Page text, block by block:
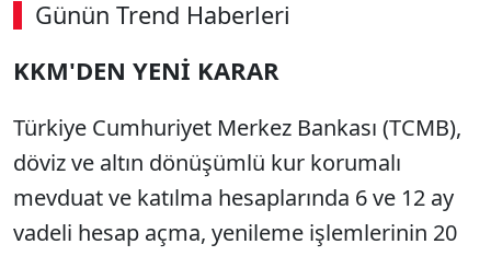
Günün Trend Haberleri
KKM'DEN YENİ KARAR
Türkiye Cumhuriyet Merkez Bankası (TCMB),
döviz ve altın dönüşümlü kur korumalı
mevduat ve katılma hesaplarında 6 ve 12 ay
vadeli hesap açma, yenileme işlemlerinin 20